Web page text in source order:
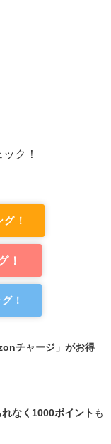
ク！
！
！
！
チャージ」がお得
れなく1000ポイント も